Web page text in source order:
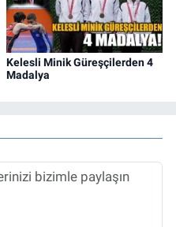
Kelesli Minik Güreşçilerden 4
Madalya